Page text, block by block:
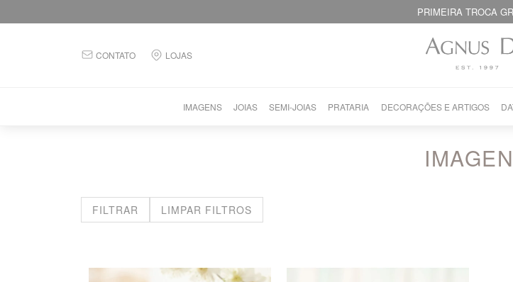
PRIMEIRA TROCA
CONTATO LOJAS
IMAGENS JOIAS SEMI-JOIAS PRATARIA DECORAÇÕES E ARTIGOS
FILTRAR LIMPAR FILTROS